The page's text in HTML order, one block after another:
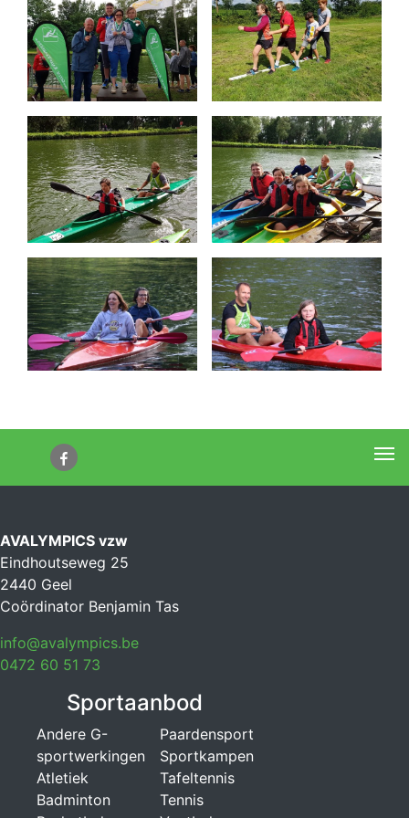
AVALYMPICS vzw
Eindhoutseweg 25
2440 Geel
Coördinator Benjamin Tas
info@avalympics.be
0472 60 51 73
Sportaanbod
Andere G-
sportwerkingen
Atletiek
Badminton
Paardensport
Sportkampen
Tafeltennis
Tennis